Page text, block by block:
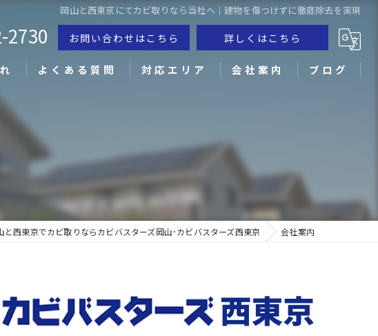
岡山と西東京にてカビ取りなら当社へ｜建物を傷つけずに徹底除去を実現
2730 お問い合わせはこちら 詳しくはこちら
よくある質問 対応エリア
笠岡市のカビ取り
松江市のカビ取り
松山市のカビ取り
会社案内 ブログ
と西東京でカビ取りならカビバスターズ岡山･カビバスターズ西東京 会社案内